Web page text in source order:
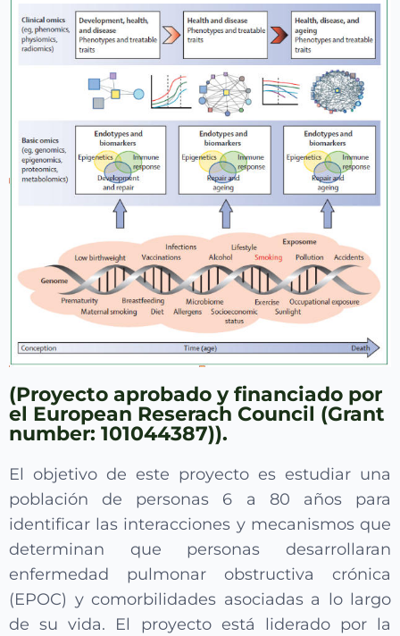
(Proyecto aprobado y financiado por
el European Reserach Council (Grant
number: 101044387)).
El objetivo de este proyecto es estudiar una
población de personas 6 a 80 años para
identificar las interacciones y mecanismos que
determinan que personas desarrollaran
enfermedad pulmonar obstructiva crónica
(EPOC) y comorbilidades asociadas a lo largo
de su vida. El proyecto está liderado por la